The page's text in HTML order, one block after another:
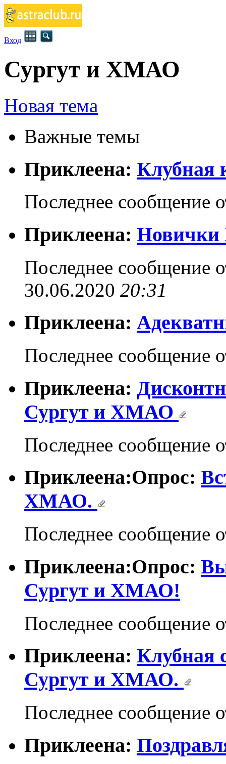
Вход
Сургут и ХМАО
Новая тема
Важные темы
Приклеена: Клубная
Последнее сообщение
Приклеена: Новички
Последнее сообщение
30.06.2020 20:31
Приклеена:
Последнее сообщение
Приклеена:
Сургут и ХМАО
Последнее сообщение
Приклеена:Опрос:
ХМАО.
Последнее сообщение
Приклеена:Опрос:
Сургут и ХМАО!
Последнее сообщение
Приклеена: Клубная
Сургут и ХМАО.
Последнее сообщение
Приклеена: